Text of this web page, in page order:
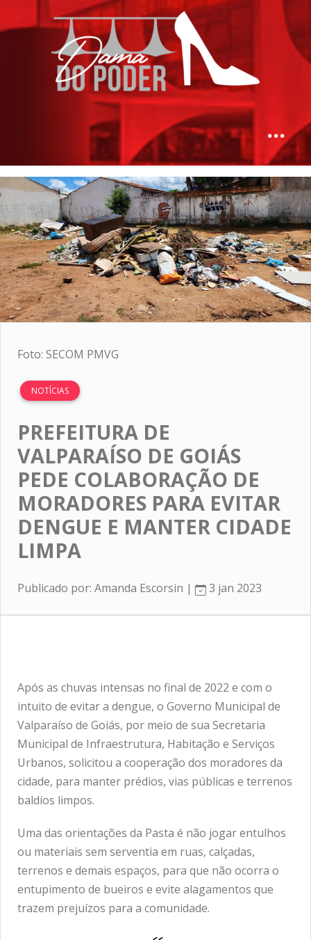
Foto: SECOM PMVG
NOTÍCIAS
PREFEITURA DE
VALPARAÍSO DE GOIÁS
PEDE COLABORAÇÃO DE
MORADORES PARA EVITAR
DENGUE E MANTER CIDADE
LIMPA
Publicado por: Amanda Escorsin | 3 jan 2023
Após as chuvas intensas no final de 2022 e com o
intuito de evitar a dengue, o Governo Municipal de
Valparaíso de Goiás, por meio de sua Secretaria
Municipal de Infraestrutura, Habitação e Serviços
Urbanos, solicitou a cooperação dos moradores da
cidade, para manter prédios, vias públicas e terrenos
baldios limpos.
Uma das orientações da Pasta é não jogar entulhos
ou materiais sem serventia em ruas, calçadas,
terrenos e demais espaços, para que não ocorra o
entupimento de bueiros e evite alagamentos que
trazem prejuízos para a comunidade.